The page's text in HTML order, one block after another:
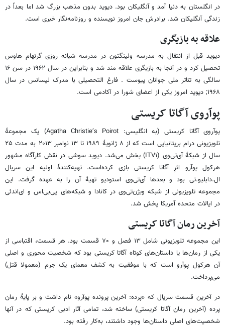
در انگلستان به دنیا آمد و آنگلیکان بود. دیوید بدون مذهب بزرگ شد اما بعداً در
زندگی آنگلیکان شد. برادرش جان امروز نویسنده و روزنامه‌نگار خبری است.
علاقه به بازیگری
دیوید قبل از انتقال به مدرسه ولینگتون در مدرسه شبانه روزی گرنهام هاوس
تحصیل کرد و در آنجا به بازیگری علاقه مند شد و بنابراین در سال ۱۹۶۲ در سن ۱۶
سالگی به تئاتر ملی جوانان پیوست . فارغ التحصیلی با مدرک لیسانس در سال
۱۹۶۸; دیوید امروز یکی از اعضای شورا در آکادمی است.
پوآروی آگاتا کریستی
پوآروی آگاتا کریستی (به انگلیسی: Agatha Christie’s Poirot) یک مجموعهٔ
تلویزیونی درام بریتانیایی است که از ۸ ژانویهٔ ۱۹۸۹ تا ۱۳ نوامبر ۲۰۱۳ به مدت ۲۵
سال از شبکهٔ آی‌تی‌وی (ITV۱) پخش می‌شد. دیوید سوشی در نقش کارآگاه مشهور
هرکول پوآرو اثرِ آگاتا کریستی بازی کرده‌است. تهیه‌کنندهٔ اولیه این سریال
ال.دابلیو.تی بود و بعدها آی‌تی‌وی استودیو تهیهٔ آن را به عهده گرفت. این
مجموعه تلویزیونی از شبکه ویژن‌تی‌وی در کانادا و شبکه‌های پی‌بی‌اس و ای‌اندئی
در ایالات متحده آمریکا پخش شد.
آخرین رمان آگاتا کریستی
این مجموعه تلویزیونی شامل ۱۳ فصل و ۷۰ قسمت بود. هر قسمت، اقتباسی از
یکی از رمان‌ها یا داستان‌های کوتاه آگاتا کریستی بود که شخصیت محوری و اصلی
آن هرکول پوآرو است که با موفقیت به کشف معمای یک جرم (معمولا قتل)
می‌پرداخت.
در آخرین قسمت سریال که «پرده: آخرین پرونده پوآرو» نام داشت و بر پایهٔ رمان
پرده (آخرین رمان آگاتا کریستی) ساخته شد، تمامی آثار ادبی کریستی که در آنها
شخصیت‌های اصلی داستان‌ها وجود داشتند، به‌کار رفته بود.